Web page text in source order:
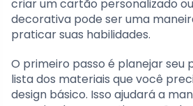
criar um cartão personalizado
decorativa pode ser uma
praticar suas habilidades.
O primeiro passo é planejar seu
lista dos materiais que você
design básico. Isso ajudará a